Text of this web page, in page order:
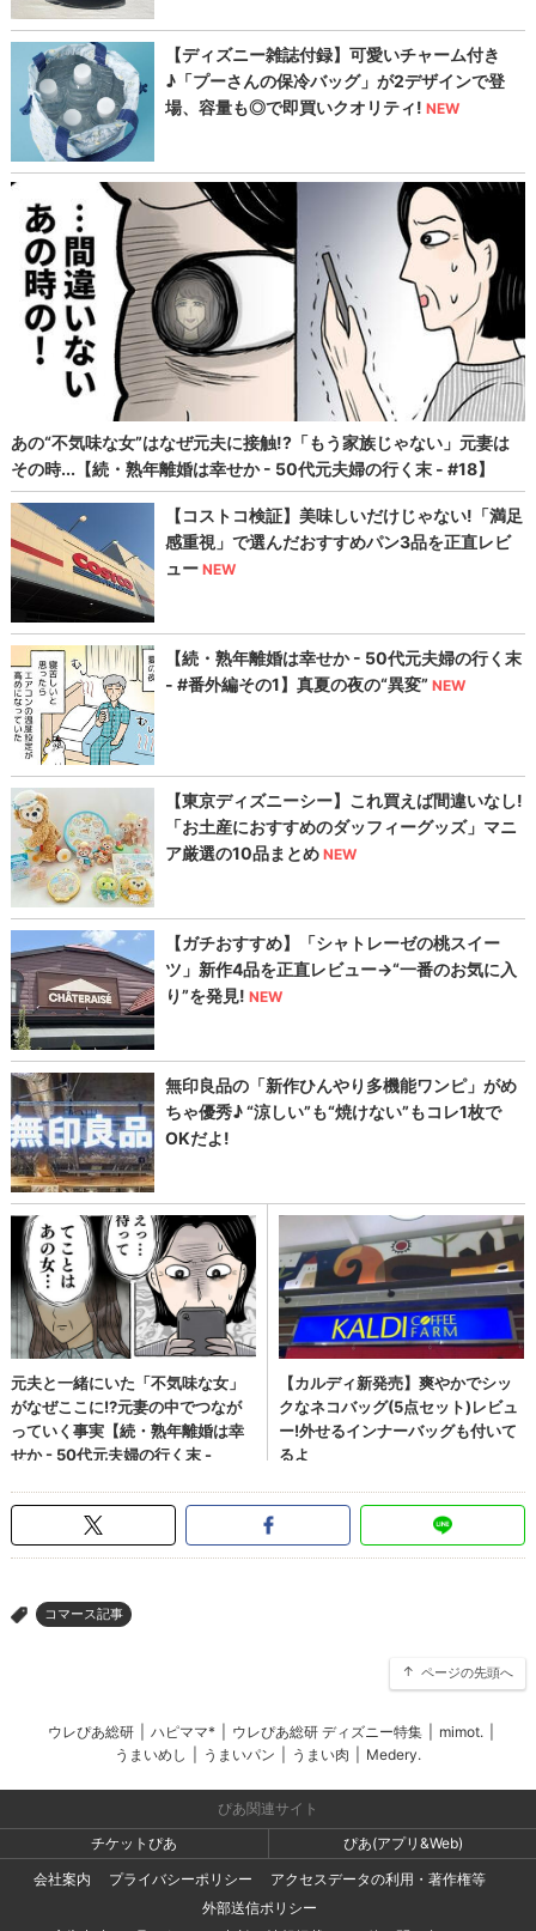
> コマース記事
ページの先頭へ
ウレぴあ総研 ハピママ* ウレぴあ総研 ディズニー特集 mimot.
うまいめし
うまいパン うまい肉 Medery.
ぴあ関連サイト
チケットぴあ
ぴあ(アプリ&Web)
会社案内
プライバシーポリシー
アクセスデータの利用・著作権等
外部送信ポリシー